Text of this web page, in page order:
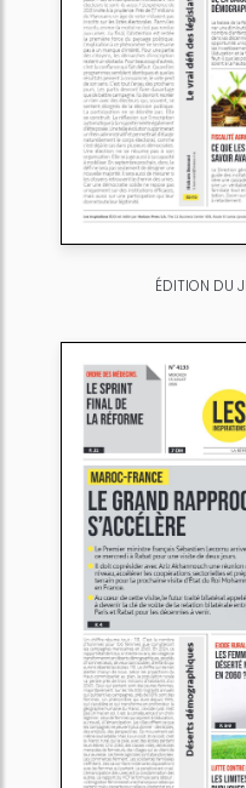
ÉDITION DU